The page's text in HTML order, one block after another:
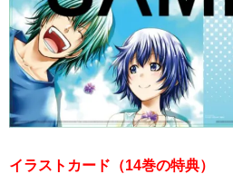
イラストカード（14巻の特典）